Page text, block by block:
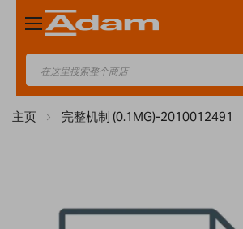
Toggle
Nav
主页 完整机制 (0.1MG)-2010012491